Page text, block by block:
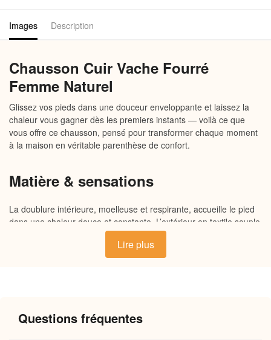
Images Description
Chausson Cuir Vache Fourré
Femme Naturel
Glissez vos pieds dans une douceur enveloppante et laissez la
chaleur vous gagner dès les premiers instants — voilà ce que
vous offre ce chausson, pensé pour transformer chaque moment
à la maison en véritable parenthèse de confort.
Matière & sensations
La doublure intérieure, moelleuse et respirante, accueille le pied
dans une chaleur douce et constante. L’extérieur en textile souple
épouse naturellement la forme du pied sans jamais le comprimer,
tandis que la semelle antidérapante, légèrement rembourrée,
amortit chaque pas sur le carrelage comme sur le parquet. Un
Pourquoi vous allez l’adorer
Lire plus
Questions fréquentes